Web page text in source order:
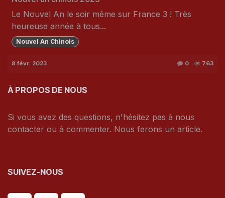
Le Nouvel An le soir même sur France 3 ! Très
heureuse année à tous...
Nouvel An Chinois
8 févr. 2023 0 763
À PROPOS DE NOUS
Si vous avez des questions, n'hésitez pas à nous
contacter ou à commenter. Nous ferons un article.
SUIVEZ-NOUS